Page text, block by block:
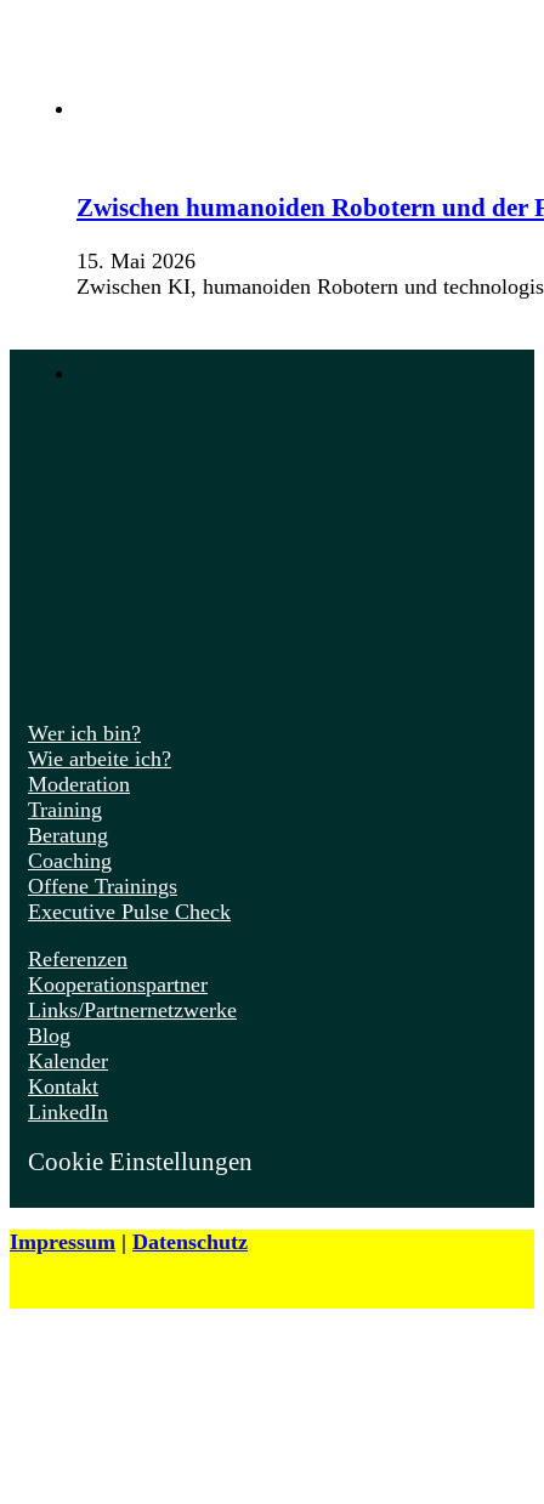
Zwischen humanoiden Robotern und der
15. Mai 2026
Zwischen KI, humanoiden Robotern und
Wer ich bin?
Wie arbeite ich?
Moderation
Training
Beratung
Coaching
Offene Trainings
Executive Pulse Check
Referenzen
Kooperationspartner
Links/Partnernetzwerke
Blog
Kalender
Kontakt
LinkedIn
Cookie Einstellungen
Impressum | Datenschutz